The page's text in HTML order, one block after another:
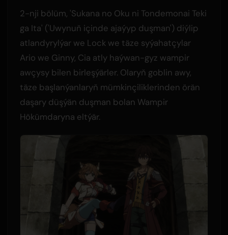
2-nji bölüm, 'Sukana no Oku ni Tondemonai Teki
ga Ita' ('Uwynuň içinde ajaýyp duşman') diýlip
atlandyrylýar we Lock we täze syýahatçylar
Ario we Ginny, Cia atly haýwan-gyz wampir
awçysy bilen birleşýärler. Olaryň goblin awy,
täze başlanýanlaryň mümkinçiliklerinden örän
daşary düşýän duşman bolan Wampir
Hökümdaryna eltýär.